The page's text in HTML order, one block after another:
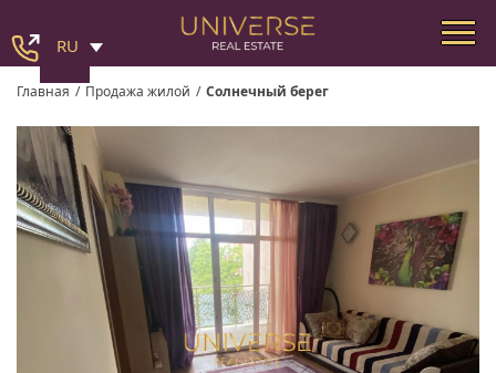
RU
Главная / Продажа жилой / Солнечный берег